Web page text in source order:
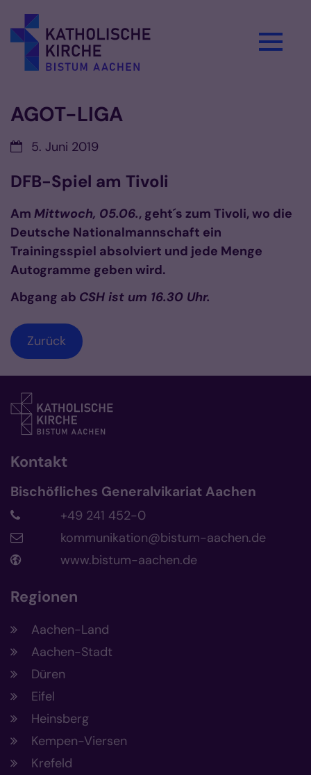
AGOT-LIGA
Datum:5. Juni 2019
DFB-Spiel am Tivoli
Am Mittwoch, 05.06., geht´s zum Tivoli, wo die
Deutsche Nationalmannschaft ein
Trainingsspiel absolviert und jede Menge
Autogramme geben wird.
Abgang ab CSH ist um 16.30 Uhr.
Zurück
Kontakt
Bischöfliches Generalvikariat Aachen
+49 241 452-0
kommunikation@bistum-aachen.de
www.bistum-aachen.de
Regionen
Aachen-Land
Aachen-Stadt
Düren
Eifel
Heinsberg
Kempen-Viersen
Krefeld